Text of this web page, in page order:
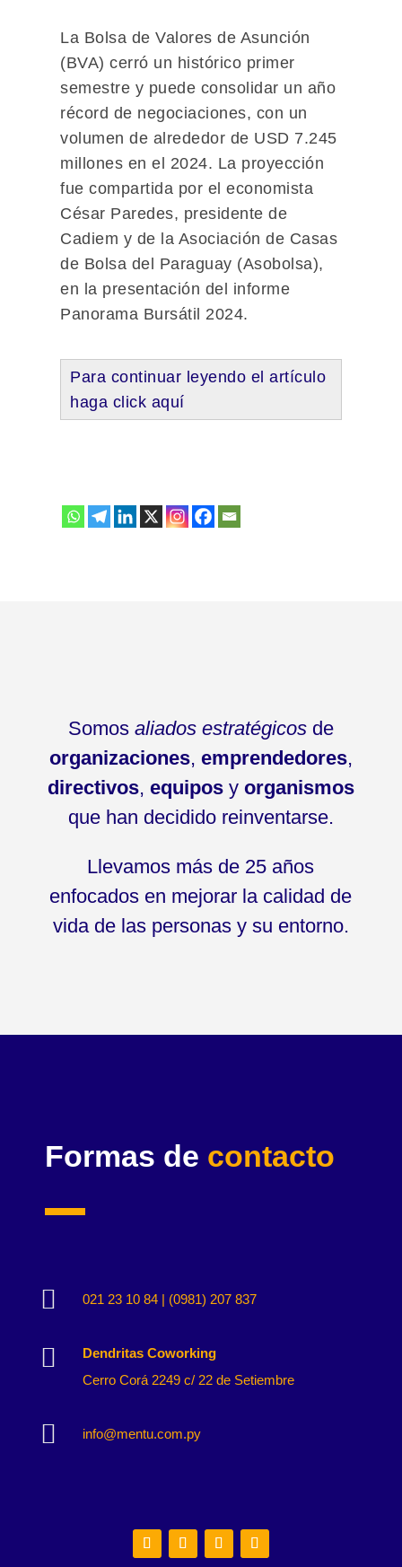
La Bolsa de Valores de Asunción
(BVA) cerró un histórico primer
semestre y puede consolidar un año
récord de negociaciones, con un
volumen de alrededor de USD 7.245
millones en el 2024. La proyección
fue compartida por el economista
César Paredes, presidente de
Cadiem y de la Asociación de Casas
de Bolsa del Paraguay (Asobolsa),
en la presentación del informe
Panorama Bursátil 2024.
Para continuar leyendo el artículo
haga click aquí
Somos aliados estratégicosde
organizaciones, emprendedores,
directivos, equiposy organismos
que han decidido reinventarse.
Llevamos más de 25 años
enfocados en mejorar la calidad de
vida de las personas y su entorno.
Formas de contacto
 021 23 10 84 | (0981) 207 837

Dendritas Coworking
Cerro Corá 2249 c/ 22 de Setiembre
 info@mentu.com.py